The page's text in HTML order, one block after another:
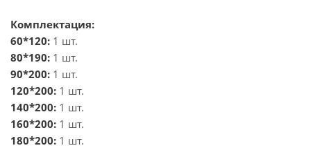
Комплектация:
60*120: 1 шт.
80*190: 1 шт.
90*200: 1 шт.
120*200: 1 шт.
140*200: 1 шт.
160*200: 1 шт.
180*200: 1 шт.